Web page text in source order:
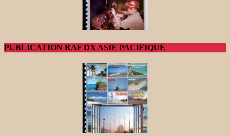
PUBLICATION RAF DX ASIE PACIFIQUE